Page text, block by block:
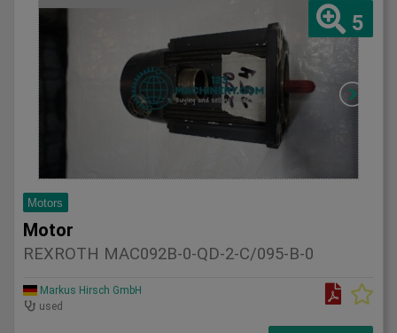
5
Motors
Motor
REXROTH MAC092B-0-QD-2-C/095-B-0
Markus Hirsch GmbH
used